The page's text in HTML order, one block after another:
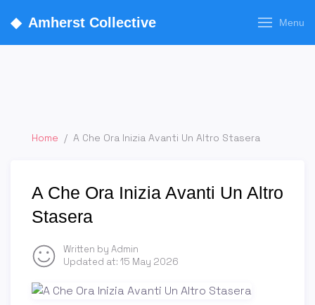
◆ Amherst Collective Menu
Home / A Che Ora Inizia Avanti Un Altro Stasera
A Che Ora Inizia Avanti Un Altro
Stasera
Written by Admin
Updated at: 15 May 2026